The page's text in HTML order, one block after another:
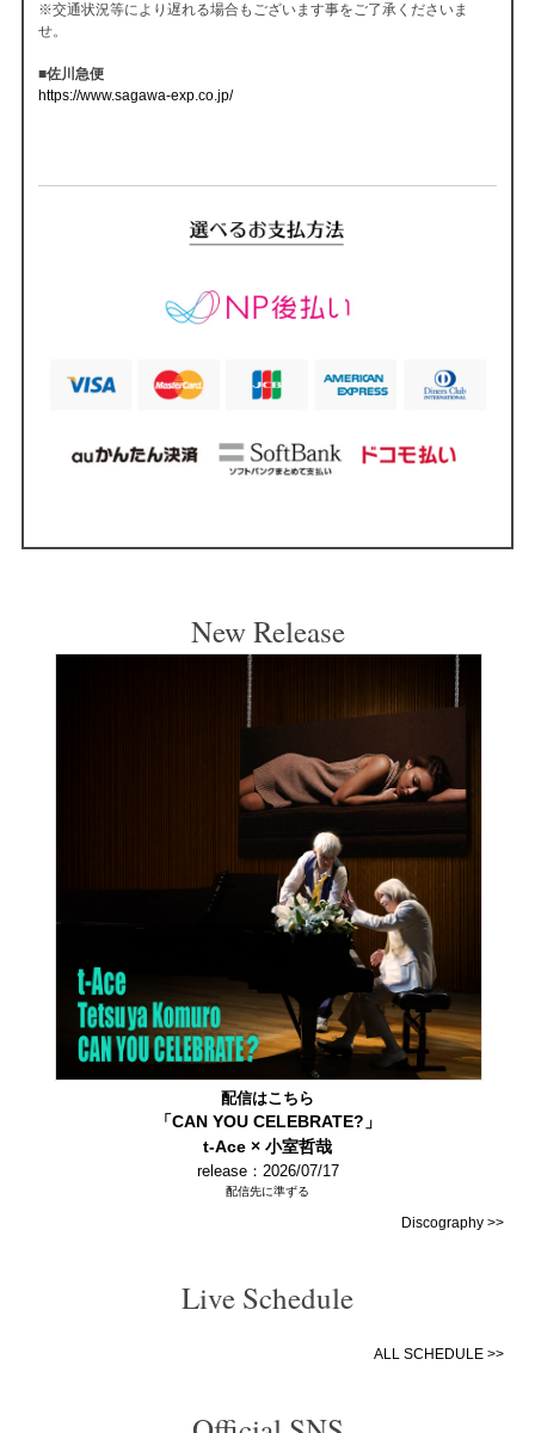
※交通状況等により遅れる場合もございます事をご了承くださいま
せ。
■佐川急便
https://www.sagawa-exp.co.jp/
New Release
配信はこちら
「CAN YOU CELEBRATE?」
t-Ace × 小室哲哉
release：2026/07/17
配信先に準ずる
Discography >>
Live Schedule
ALL SCHEDULE >>